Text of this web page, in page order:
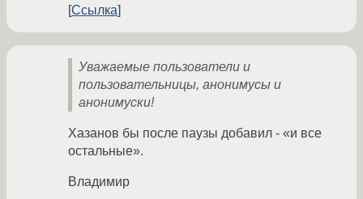
Ссылка
Уважаемые пользователи и
пользовательницы, анонимусы и
анонимуски!
Хазанов бы после паузы добавил - «и все
остальные».
Владимир